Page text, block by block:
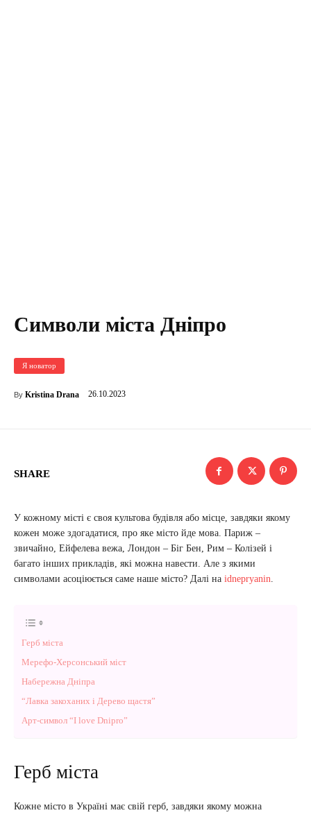
Символи міста Дніпро
Я новатор
By Kristina Drana 26.10.2023
SHARE
У кожному місті є своя культова будівля або місце, завдяки якому
кожен може здогадатися, про яке місто йде мова. Париж –
звичайно, Ейфелева вежа, Лондон – Біг Бен, Рим – Колізей і
багато інших прикладів, які можна навести. Але з якими
символами асоціюється саме наше місто? Далі на idnepryanin.
Герб міста
Мерефо-Херсонський міст
Набережна Дніпра
“Лавка закоханих і Дерево щастя”
Арт-символ “I love Dnipro”
Герб міста
Кожне місто в Україні має свій герб, завдяки якому можна